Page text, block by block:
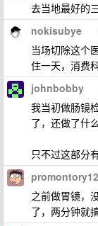
去当地最好的
nokisubye
当场切除这个
住一天，消费
johnbobby
我当初做肠镜
了，还做了什
只不过这部分
之前做胃镜，
了，两分钟就